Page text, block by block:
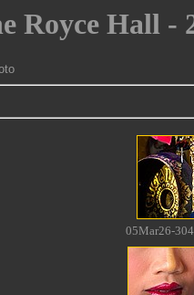
Royce Hall -
05Mar26-